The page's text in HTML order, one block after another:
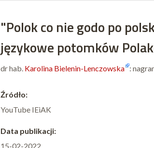
"Polok co nie godo po
językowe potomków
dr hab. Karolina Bielenin-Lenczowska :
Źródło:
YouTube IEiAK
Data publikacji:
15-02-2022